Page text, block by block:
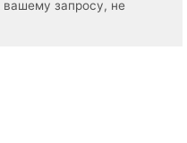
запросу, не